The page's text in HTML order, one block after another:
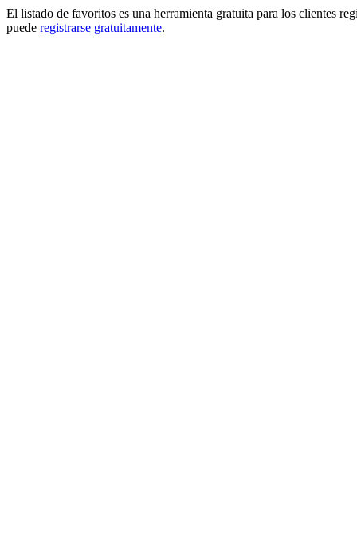
El listado de favoritos es una herramienta gratuita para los clientes
puede registrarse gratuitamente.